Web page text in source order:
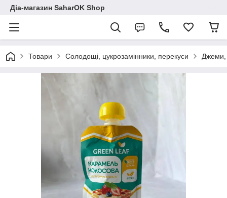
Діа-магазин SaharOK Shop
Товари Солодощі, цукрозамінники, перекуси Джеми,